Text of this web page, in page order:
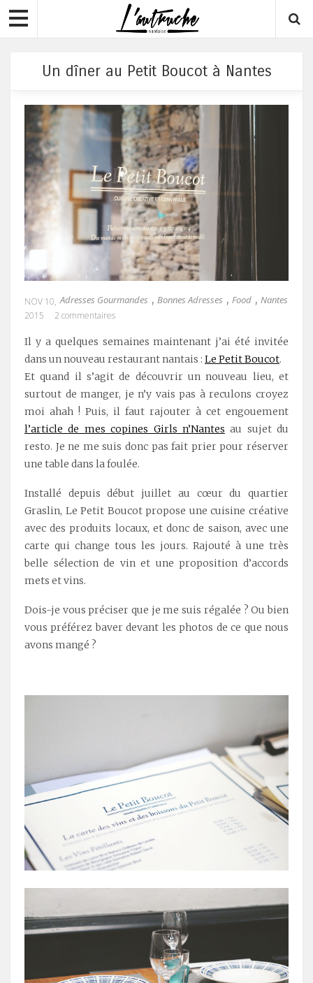
Un dîner au Petit Boucot à Nantes
Adresses Gourmandes , Bonnes Adresses , Food , Nantes
NOV 10,
2015
2 commentaires
Il y a quelques semaines maintenant j’ai été invitée
dans un nouveau restaurant nantais : Le Petit Boucot.
Et quand il s’agit de découvrir un nouveau lieu, et
surtout de manger, je n’y vais pas à reculons croyez
moi ahah ! Puis, il faut rajouter à cet engouement
l’article de mes copines Girls n’Nantes au sujet du
resto. Je ne me suis donc pas fait prier pour réserver
une table dans la foulée.
Installé depuis début juillet au cœur du quartier
Graslin, Le Petit Boucot propose une cuisine créative
avec des produits locaux, et donc de saison, avec une
carte qui change tous les jours. Rajouté à une très
belle sélection de vin et une proposition d’accords
mets et vins.
Dois-je vous préciser que je me suis régalée ? Ou bien
vous préférez baver devant les photos de ce que nous
avons mangé ?